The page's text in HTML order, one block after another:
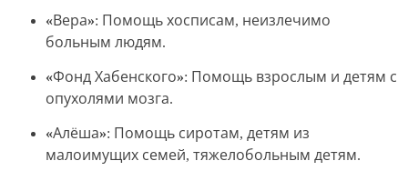
«Вера»: Помощь хосписам, неизлечимо
больным людям.
«Фонд Хабенского»: Помощь взрослым и детям с
опухолями мозга.
«Алёша»: Помощь сиротам, детям из
малоимущих семей, тяжелобольным детям.